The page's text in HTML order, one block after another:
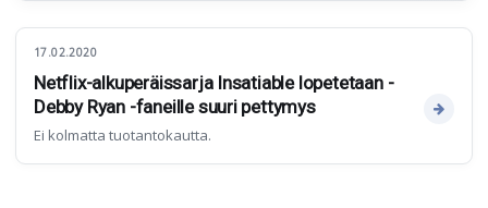
17.02.2020
Netflix-alkuperäissarja Insatiable lopetetaan -
Debby Ryan -faneille suuri pettymys
Ei kolmatta tuotantokautta.